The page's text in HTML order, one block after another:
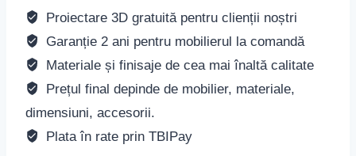
Proiectare 3D gratuită pentru clienții noștri
Garanție 2 ani pentru mobilierul la comandă
Materiale și finisaje de cea mai înaltă calitate
Prețul final depinde de mobilier, materiale,
dimensiuni, accesorii.
Plata în rate prin TBIPay